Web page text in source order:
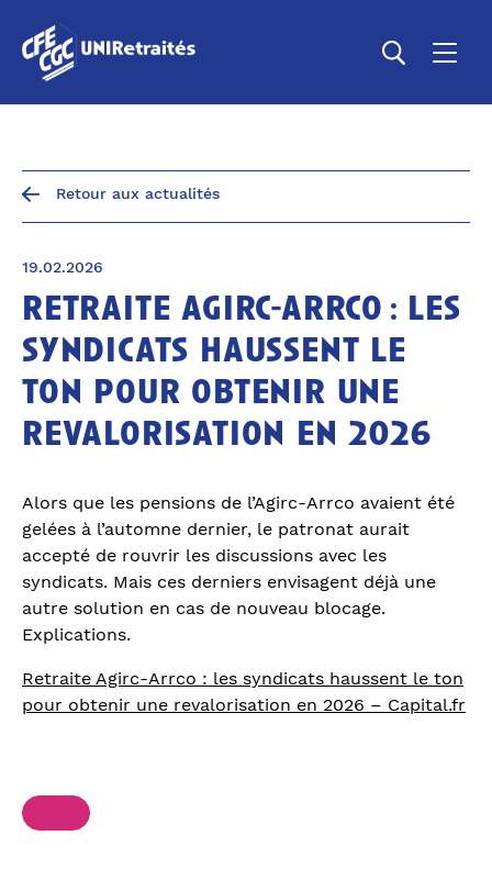
Retour aux actualités
19.02.2026
retraite agirc-arrco : les
syndicats haussent le
ton pour obtenir une
revalorisation en 2026
Alors que les pensions de l’Agirc-Arrco avaient été
gelées à l’automne dernier, le patronat aurait
accepté de rouvrir les discussions avec les
syndicats. Mais ces derniers envisagent déjà une
autre solution en cas de nouveau blocage.
Explications.
Retraite Agirc-Arrco : les syndicats haussent le ton
pour obtenir une revalorisation en 2026 – Capital.fr